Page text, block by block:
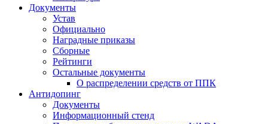
Документы
Устав
Официально
Наградные приказы
Сборные
Рейтинги
Остальные документы
О распределении средств от ППК
Антидопинг
Документы
Информационный стенд